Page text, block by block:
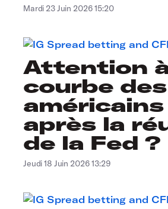
Mardi 23 Juin 2026 15:20
Attention
courbe
américains
après la
de la Fed ?
Jeudi 18 Juin 2026 13:29